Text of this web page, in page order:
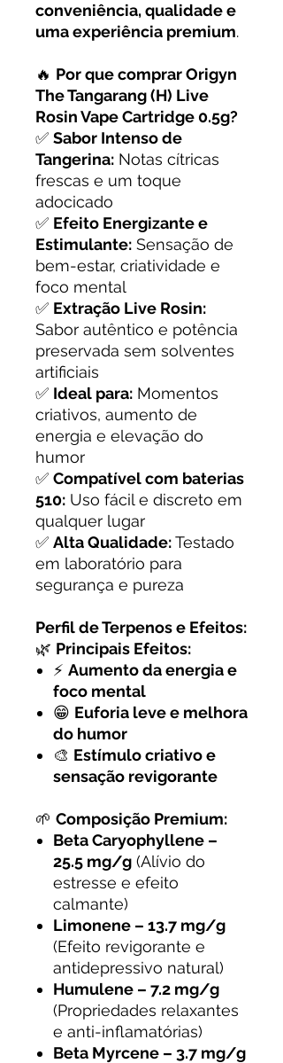
conveniência, qualidade e
uma experiência premium.
🔥 Por que comprar Origyn
The Tangarang (H) Live
Rosin Vape Cartridge 0.5g?
✅ Sabor Intenso de
Tangerina: Notas cítricas
frescas e um toque
adocicado
✅ Efeito Energizante e
Estimulante: Sensação de
bem-estar, criatividade e
foco mental
✅ Extração Live Rosin:
Sabor autêntico e potência
preservada sem solventes
artificiais
✅ Ideal para: Momentos
criativos, aumento de
energia e elevação do
humor
✅ Compatível com baterias
510: Uso fácil e discreto em
qualquer lugar
✅ Alta Qualidade:Testado
em laboratório para
segurança e pureza
Perfil de Terpenos e Efeitos:
🌿 Principais Efeitos:
⚡ Aumento da energia e
foco mental
😁 Euforia leve e melhora
do humor
🎨 Estímulo criativo e
sensação revigorante
🌱 Composição Premium:
Beta Caryophyllene –
25.5 mg/g (Alívio do
estresse e efeito
calmante)
Limonene – 13.7 mg/g
(Efeito revigorante e
antidepressivo natural)
Humulene – 7.2 mg/g
(Propriedades relaxantes
e anti-inflamatórias)
Beta Myrcene – 3.7 mg/g